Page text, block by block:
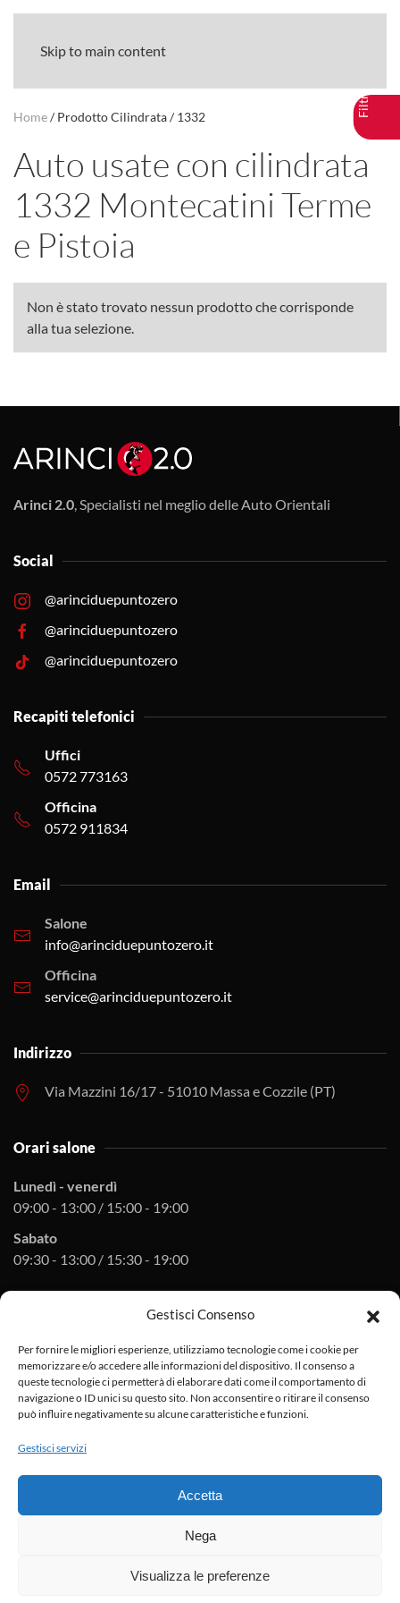
Gestisci Consenso
Per fornire le migliori esperienze, utilizziamo tecnologie come i cookie per
memorizzare e/o accedere alle informazioni del dispositivo. Il consenso a
queste tecnologie ci permetterà di elaborare dati come il comportamento di
navigazione o ID unici su questo sito. Non acconsentire o ritirare il consenso
può influire negativamente su alcune caratteristiche e funzioni.
Gestisci servizi
Accetta
Nega
Visualizza le preferenze
Skip to main content
Home/ Prodotto Cilindrata / 1332
Auto usate con cilindrata
1332 Montecatini Terme
e Pistoia
Non è stato trovato nessun prodotto che corrisponde
alla tua selezione.
Arinci 2.0, Specialisti nel meglio delle Auto Orientali
Social
@arinciduepuntozero
@arinciduepuntozero
@arinciduepuntozero
Recapiti telefonici
Uffici
0572 773163
Officina
0572 911834
Email
Salone
info@arinciduepuntozero.it
Officina
service@arinciduepuntozero.it
Indirizzo
Via Mazzini 16/17 - 51010 Massa e Cozzile (PT)
Orari salone
Lunedì - venerdì
09:00 - 13:00 / 15:00 - 19:00
Sabato
09:30 - 13:00 / 15:30 - 19:00
Lunedì - venerdì
08:30 - 12:30 / 14:30 - 18:30
Sabato
P.I. 01896920475
arinciduepuntozero@pec.it
Cookies
Suzuki-Toyota
ARINICI 2.0 | Tutti i diritti sono riservati. Powered by